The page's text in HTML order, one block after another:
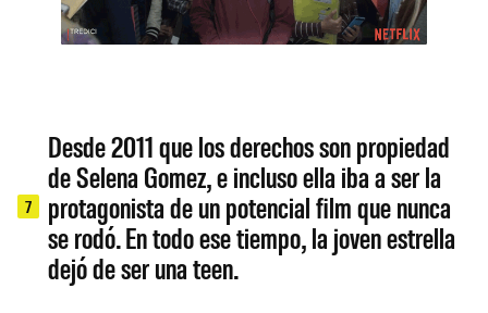
7
Desde 2011 que los derechos son propiedad
de Selena Gomez, e incluso ella iba a ser la
protagonista de un potencial film que nunca
se rodó. En todo ese tiempo, la joven estrella
dejó de ser una teen.